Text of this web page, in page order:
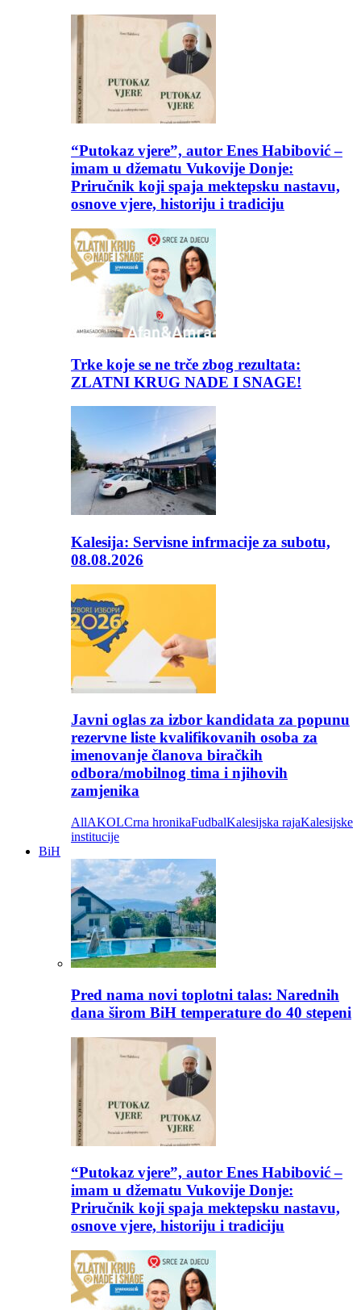
“Putokaz vjere”, autor Enes Habibović –
imam u džematu Vukovije Donje:
Priručnik koji spaja mektepsku nastavu,
osnove vjere, historiju i tradiciju
Trke koje se ne trče zbog rezultata:
ZLATNI KRUG NADE I SNAGE!
Kalesija: Servisne infrmacije za subotu,
08.08.2026
Javni oglas za izbor kandidata za popunu
rezervne liste kvalifikovanih osoba za
imenovanje članova biračkih
odbora/mobilnog tima i njihovih
zamjenika
AllAKOLCrna hronikaFudbalKalesijska rajaKalesijske
institucije
BiH
Pred nama novi toplotni talas: Narednih
dana širom BiH temperature do 40 stepeni
“Putokaz vjere”, autor Enes Habibović –
imam u džematu Vukovije Donje:
Priručnik koji spaja mektepsku nastavu,
osnove vjere, historiju i tradiciju